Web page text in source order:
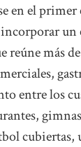
en el primer
un
reúne más
entre los
cubiertas,